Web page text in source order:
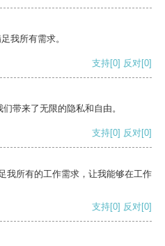
我所有需求。
支持[0] 反对[0]
带来了无限的隐私和自由。
支持[0] 反对[0]
我所有的工作需求，让我能够在工作
支持[0] 反对[0]